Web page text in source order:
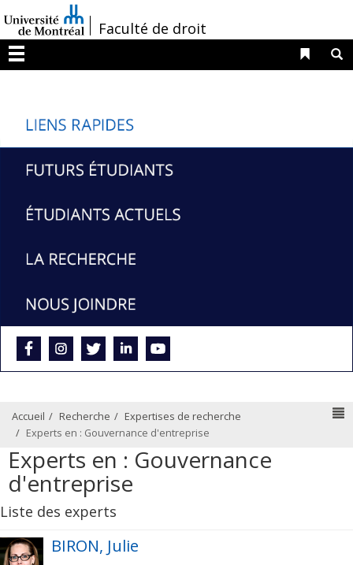
au
contenu
/Faculté de droit
Menu
Liens
Accueil Recherche
Expertises de recherche
Experts en : Gouvernance d'entreprise
Experts en : Gouvernance
d'entreprise
Liste des experts
BIRON, Julie